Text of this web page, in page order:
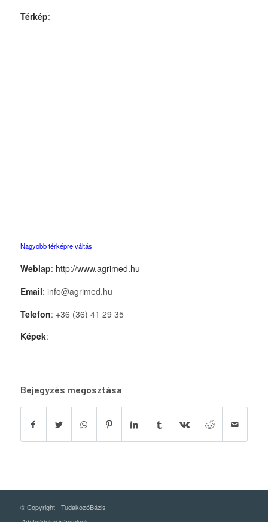
Térkép:
Nagyobb térképre váltás
Weblap: http://www.agrimed.hu
Email: info@agrimed.hu
Telefon: +36 (36) 41 29 35
Képek:
Bejegyzés megosztása
© Copyright - TudakozóBázis